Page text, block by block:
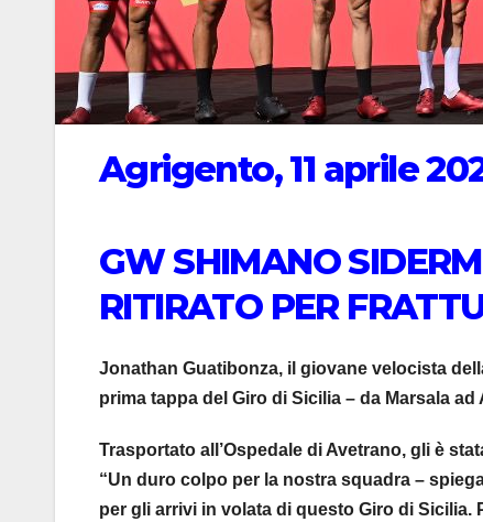
Agrigento, 11 aprile
GW SHIMANO
RITIRATO PER
Jonathan Guatibonza, il giovane velocista
prima tappa del Giro di Sicilia – da Marsala
Trasportato all’Ospedale di Avetrano, gli è
“Un duro colpo per la nostra squadra –
per gli arrivi in volata di questo Giro di